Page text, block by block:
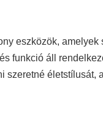
eszközök,
funkció áll
életstílusát,